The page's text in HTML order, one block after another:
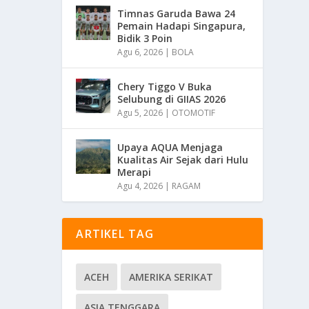
Timnas Garuda Bawa 24
Pemain Hadapi Singapura,
Bidik 3 Poin
Agu 6, 2026 | BOLA
Chery Tiggo V Buka
Selubung di GIIAS 2026
Agu 5, 2026 | OTOMOTIF
Upaya AQUA Menjaga
Kualitas Air Sejak dari Hulu
Merapi
Agu 4, 2026 | RAGAM
ARTIKEL TAG
ACEH AMERIKA SERIKAT